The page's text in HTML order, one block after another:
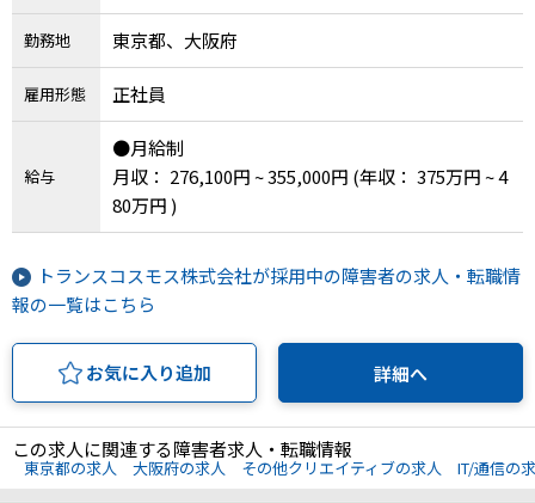
勤務地 東京都、大阪府
雇用形態 正社員
給与
●月給制
月収： 276,100円 ~ 355,000円 (年収： 375万円 ~ 4
80万円 )
トランスコスモス株式会社が採用中の障害者の求人・転職情
報の一覧はこちら
お気に入り追加 詳細へ
この求人に関連する障害者求人・転職情報
東京都の求人 大阪府の求人 その他クリエイティブの求人 IT/通信の